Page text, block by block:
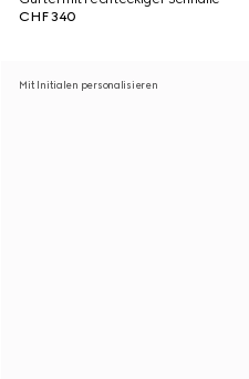
CHF 340
Mit Initialen personalisieren